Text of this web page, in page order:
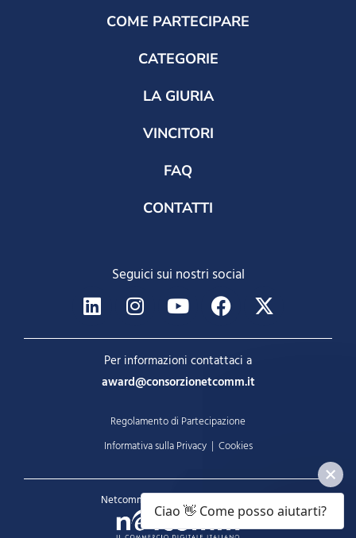
COME PARTECIPARE
CATEGORIE
LA GIURIA
VINCITORI
FAQ
CONTATTI
Seguici sui nostri social
Per informazioni contattaci a
award@consorzionetcomm.it
Regolamento di Partecipazione
Informativa sulla Privacy| Cookies
Netcomm AWARD è un progetto di
Ciao 👋 Come posso aiutarti?